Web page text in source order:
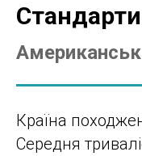
Стандарти
Країна
Середня